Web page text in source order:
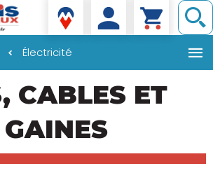
Denis matériaux
Électricité
CABLES ET
GAINES